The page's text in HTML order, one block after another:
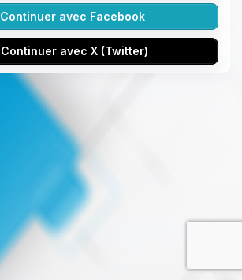
Continuer avec Facebook
Continuer avec X (Twitter)